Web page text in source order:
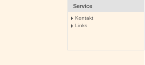
Service
Kontakt
Links